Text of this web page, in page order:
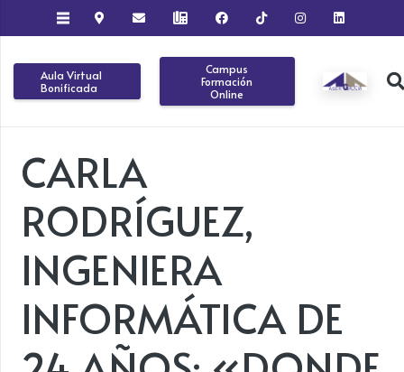
Aula Virtual
Bonificada
Campus
Formación
Online
CARLA
RODRÍGUEZ,
INGENIERA
INFORMÁTICA DE